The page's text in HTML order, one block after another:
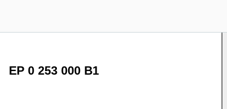
EP 0 253 000 B1